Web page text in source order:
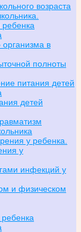
возраста
организма в
полноты
питания детей
детей
у ребенка.
у
инфекций у
и физическом